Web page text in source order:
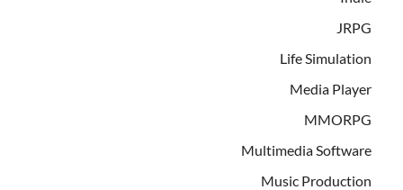
JRPG
Life Simulation
Media Player
MMORPG
Multimedia Software
Music Production